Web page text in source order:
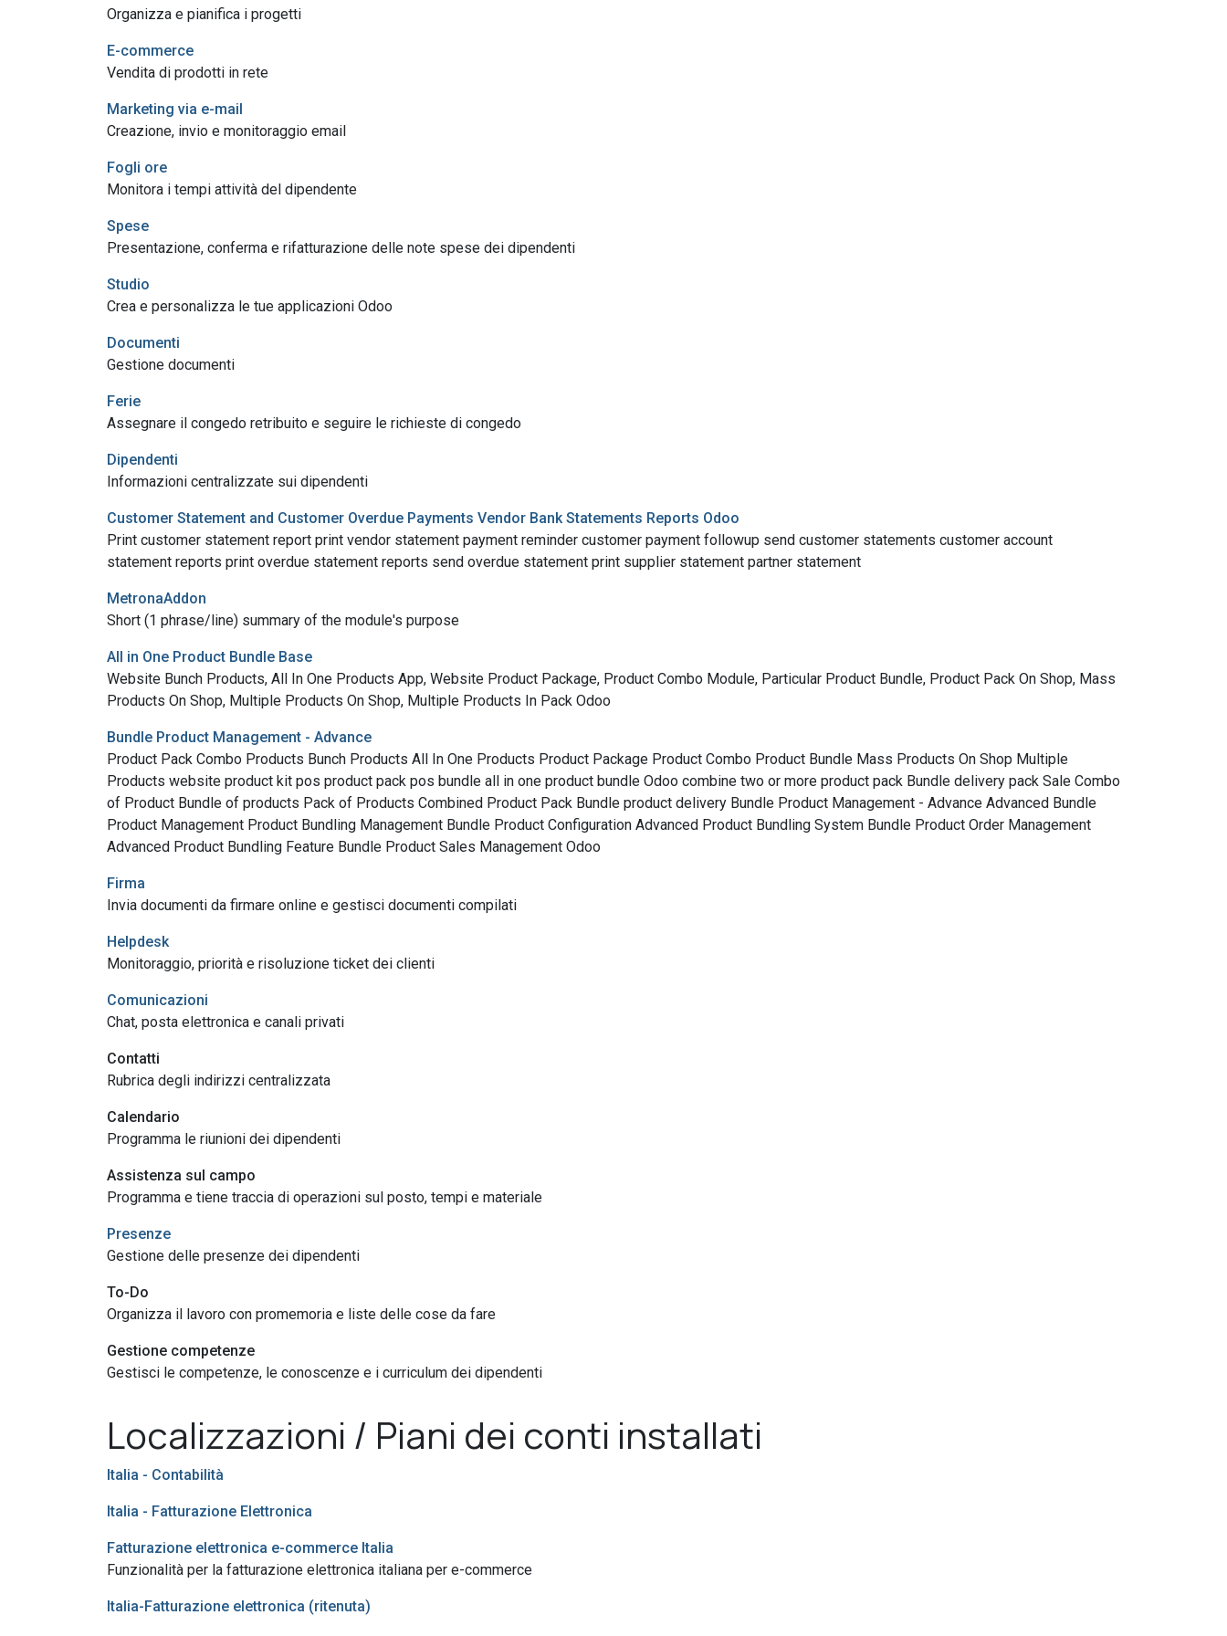
Organizza e pianifica i progetti
E-commerce
Vendita di prodotti in rete
Marketing via e-mail
Creazione, invio e monitoraggio email
Fogli ore
Monitora i tempi attività del dipendente
Spese
Presentazione, conferma e rifatturazione delle note spese dei dipendenti
Studio
Crea e personalizza le tue applicazioni Odoo
Documenti
Gestione documenti
Ferie
Assegnare il congedo retribuito e seguire le richieste di congedo
Dipendenti
Informazioni centralizzate sui dipendenti
Customer Statement and Customer Overdue Payments Vendor Bank Statements Reports Odoo
Print customer statement report print vendor statement payment reminder customer payment followup send customer statements customer account
statement reports print overdue statement reports send overdue statement print supplier statement partner statement
MetronaAddon
Short (1 phrase/line) summary of the module's purpose
All in One Product Bundle Base
Website Bunch Products, All In One Products App, Website Product Package, Product Combo Module, Particular Product Bundle, Product Pack On Shop, Mass
Products On Shop, Multiple Products On Shop, Multiple Products In Pack Odoo
Bundle Product Management - Advance
Product Pack Combo Products Bunch Products All In One Products Product Package Product Combo Product Bundle Mass Products On Shop Multiple
Products website product kit pos product pack pos bundle all in one product bundle Odoo combine two or more product pack Bundle delivery pack Sale Combo
of Product Bundle of products Pack of Products Combined Product Pack Bundle product delivery Bundle Product Management - Advance Advanced Bundle
Product Management Product Bundling Management Bundle Product Configuration Advanced Product Bundling System Bundle Product Order Management
Advanced Product Bundling Feature Bundle Product Sales Management Odoo
Firma
Invia documenti da firmare online e gestisci documenti compilati
Helpdesk
Monitoraggio, priorità e risoluzione ticket dei clienti
Comunicazioni
Chat, posta elettronica e canali privati
Contatti
Rubrica degli indirizzi centralizzata
Calendario
Programma le riunioni dei dipendenti
Assistenza sul campo
Programma e tiene traccia di operazioni sul posto, tempi e materiale
Presenze
Gestione delle presenze dei dipendenti
To-Do
Organizza il lavoro con promemoria e liste delle cose da fare
Gestione competenze
Gestisci le competenze, le conoscenze e i curriculum dei dipendenti
Localizzazioni / Piani dei conti installati
Italia - Contabilità
Italia - Fatturazione Elettronica
Fatturazione elettronica e-commerce Italia
Funzionalità per la fatturazione elettronica italiana per e-commerce
Italia-Fatturazione elettronica (ritenuta)